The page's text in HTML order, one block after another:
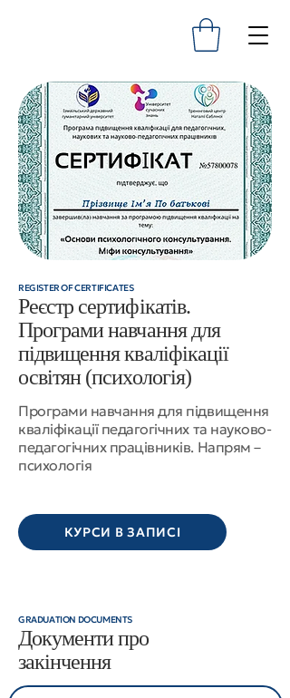
REGISTER OF CERTIFICATES
Реєстр сертифікатів.
Програми навчання для
підвищення кваліфікації
освітян (психологія)
Програми навчання для підвищення
кваліфікації педагогічних та науково-
педагогічних працівників. Напрям –
психологія
КУРСИ В ЗАПИСІ
GRADUATION DOCUMENTS
Документи про
закінчення